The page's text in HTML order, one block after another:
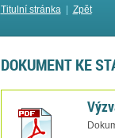
Titulní stránka| Zpět
DOKUMENT KE